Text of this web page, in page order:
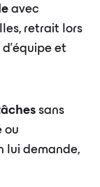
avec
retrait lors
d'équipe et
sans
ou
lui demande,